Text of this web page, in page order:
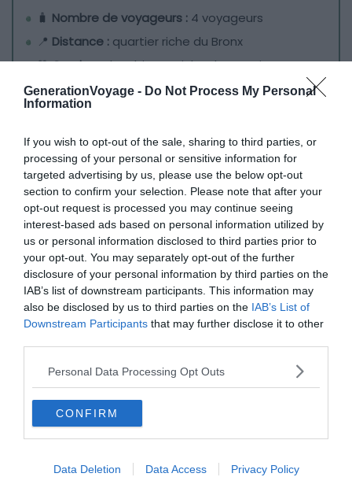
GenerationVoyage - Do Not Process My Personal
Information
If you wish to opt-out of the sale, sharing to third parties, or
processing of your personal or sensitive information for
targeted advertising by us, please use the below opt-out
section to confirm your selection. Please note that after your
opt-out request is processed you may continue seeing
interest-based ads based on personal information utilized by
us or personal information disclosed to third parties prior to
your opt-out. You may separately opt-out of the further
disclosure of your personal information by third parties on the
IAB’s list of downstream participants. This information may
also be disclosed by us to third parties on the IAB’s List of
Downstream Participants that may further disclose it to other
Personal Data Processing Opt Outs
CONFIRM
Data Deletion Data Access Privacy Policy
🧳 Nombre de voyageurs : 4 voyageurs
📍 Distance : quartier riche du Bronx
💙On aime :l’ambiance riche du quartier et
l’agréable patio
séjournerez à quelques minutes à pied du Zoo, du
Yankee Stadium et des arrêts de trains pour les quartiers
les plus convoités de la Grande Pomme.
L’appartementrécemment rénové etjoliment meublé
offre un grand salon, des
équipements complets
belles finitions.Décoration épurée, touches végétales,
décos exotiques: le charme opère en quelques
secondes. Tout est fait pour que vous puissiez vous
détendre, lire un livre, prendre le soleil au balcon et
conserver votre intimité dans une des deux grandes
chambres.
Voir cet Airbnb douillet